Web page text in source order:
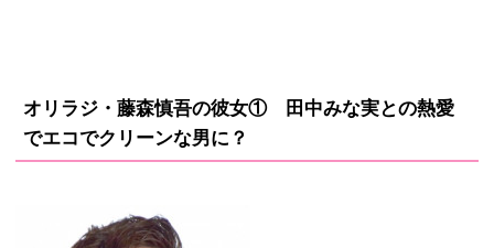
オリラジ・藤森慎吾の彼女① 田中みな実との熱愛
でエコでクリーンな男に？